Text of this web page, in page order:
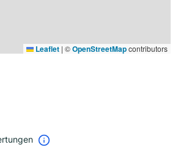
Leaflet | ©OpenStreetMapcontributors